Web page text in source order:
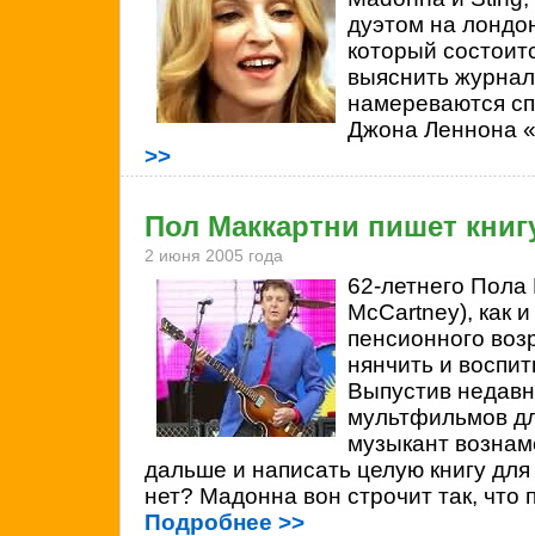
дуэтом на
который
выяснить
намереваются
Джона Леннона
>>
Пол Маккартни пишет
2 июня 2005 года
62-летнего
McCartney), как
пенсионного
нянчить и
Выпустив
мультфильмов
музыкант
дальше и написать целую книгу
нет? Мадонна вон строчит так, что
Подробнее >>